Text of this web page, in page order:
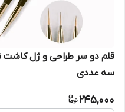
قلم دو سر طراحی و ژل کاشت
سه عددی
245,000